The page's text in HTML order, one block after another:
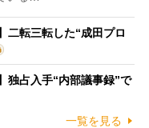
二転三転した“成田プロ
独占入手“内部議事録”で
一覧を見る